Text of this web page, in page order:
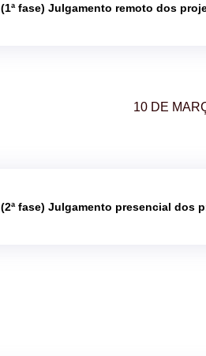
(1ª fase) Julgamento remoto dos
10 DE
(2ª fase) Julgamento presencial dos